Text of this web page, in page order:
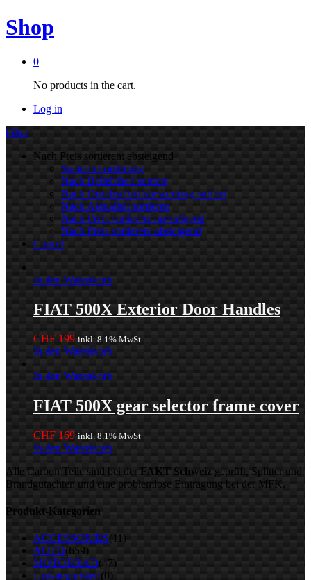
Shop
0
No products in the cart.
Log in
Filter
Nach Preis sortieren: absteigend
Standardsortierung
Nach Beliebtheit sortiert
Nach Durchschnittsbewertung sortiert
Nach Aktualität sortieren
Nach Preis sortieren: aufsteigend
Nach Preis sortieren: absteigend
Cancel
In den Warenkorb
FIAT 500X Exterior Door Handles
CHF 199 inkl. 8.1% MwSt
In den Warenkorb
In den Warenkorb
FIAT 500X gear selector frame cover
CHF 169 inkl. 8.1% MwSt
In den Warenkorb
Alle Carbon Teile sind bei der FAKT Schweiz geprüft, Splitter und
Brandgutachten und eine problemlose Eintragung bei der MFK.
Produkt-Kategorien
ACCESSORIES(11)
AUTO(659)
MOTORRAD(47)
Unkategorisiert(0)